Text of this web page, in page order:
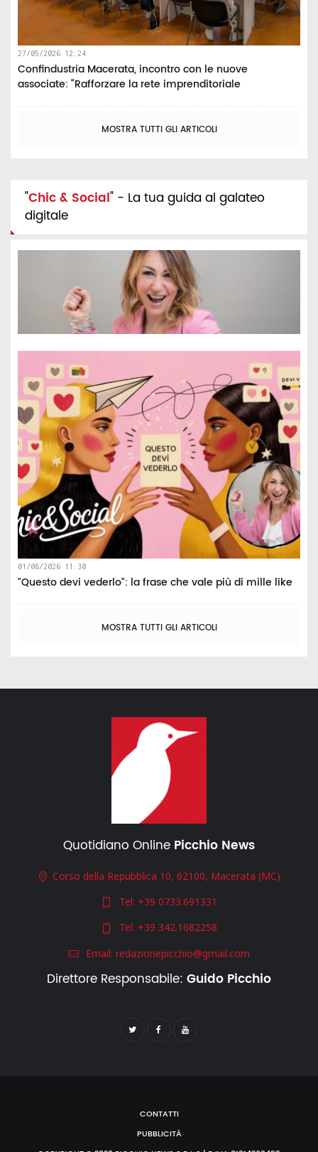
27/05/2026 12:24
Confindustria Macerata, incontro con le nuove
associate: “Rafforzare la rete imprenditoriale
MOSTRA TUTTI GLI ARTICOLI
"Chic & Social" - La tua guida al galateo
digitale
01/08/2026 11:30
"Questo devi vederlo": la frase che vale più di mille like
MOSTRA TUTTI GLI ARTICOLI
Quotidiano Online Picchio News
Corso della Repubblica 10, 62100, Macerata (MC)
Tel: +39 0733.691331
Tel: +39 342.1682258
Email: redazionepicchio@gmail.com
Direttore Responsabile: Guido Picchio
CONTATTI
PUBBLICITÀ